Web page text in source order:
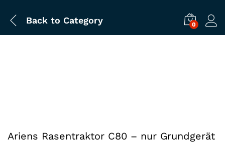
Back to Category 0
Ariens Rasentraktor C80 – nur Grundgerät